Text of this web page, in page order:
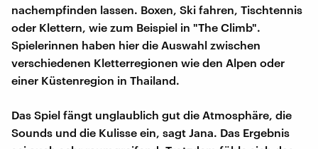
nachempfinden lassen. Boxen, Ski fahren, Tischtennis
oder Klettern, wie zum Beispiel in "The Climb".
Spielerinnen haben hier die Auswahl zwischen
verschiedenen Kletterregionen wie den Alpen oder
einer Küstenregion in Thailand.
Das Spiel fängt unglaublich gut die Atmosphäre, die
Sounds und die Kulisse ein, sagt Jana. Das Ergebnis